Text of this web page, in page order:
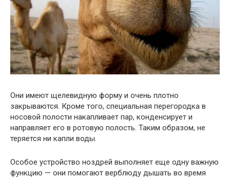
Они имеют щелевидную форму и очень плотно
закрываются. Кроме того, специальная перегородка в
носовой полости накапливает пар, конденсирует и
направляет его в ротовую полость. Таким образом, не
теряется ни капли воды.
Особое устройство ноздрей выполняет еще одну важную
функцию — они помогают верблюду дышать во время